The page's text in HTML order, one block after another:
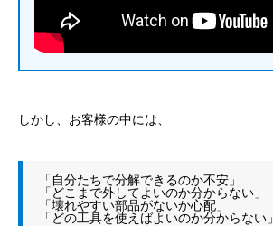
しかし、お客様の中には、
「自分たちで分解できるのか不安」
「どこまで外してよいのか分からない」
「壊れやすい部品がないか心配」
「どの工具を使えばよいのか分からない」